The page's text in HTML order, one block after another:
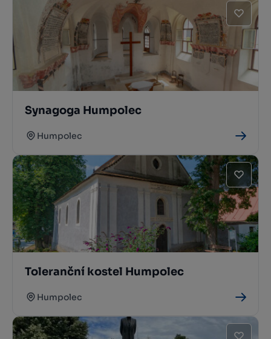
Synagoga Humpolec
Humpolec
Toleranční kostel Humpolec
Humpolec